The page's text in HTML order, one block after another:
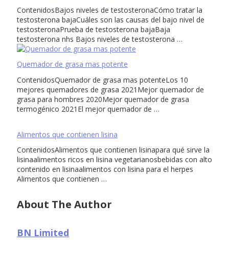
ContenidosBajos niveles de testosteronaCómo tratar la
testosterona bajaCuáles son las causas del bajo nivel de
testosteronaPrueba de testosterona bajaBaja
testosterona nhs Bajos niveles de testosterona …
Quemador de grasa mas potente
ContenidosQuemador de grasa mas potenteLos 10
mejores quemadores de grasa 2021Mejor quemador de
grasa para hombres 2020Mejor quemador de grasa
termogénico 2021El mejor quemador de …
Alimentos que contienen lisina
ContenidosAlimentos que contienen lisinapara qué sirve la
lisinaalimentos ricos en lisina vegetarianosbebidas con alto
contenido en lisinaalimentos con lisina para el herpes
Alimentos que contienen …
About The Author
BN Limited